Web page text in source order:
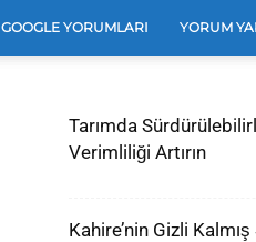
GOOGLE YORUMLARI YORUM
Tarımda
Verimliliği Artırın
Kahire’nin Gizli